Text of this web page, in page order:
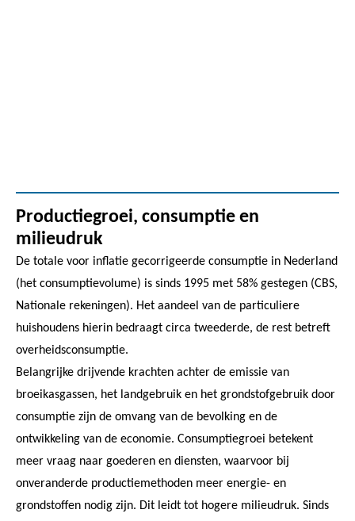
Productiegroei, consumptie en
milieudruk
De totale voor inflatie gecorrigeerde consumptie in Nederland
(het consumptievolume) is sinds 1995 met 58% gestegen (CBS,
Nationale rekeningen). Het aandeel van de particuliere
huishoudens hierin bedraagt circa tweederde, de rest betreft
overheidsconsumptie.
Belangrijke drijvende krachten achter de emissie van
broeikasgassen, het landgebruik en het grondstofgebruik door
consumptie zijn de omvang van de bevolking en de
ontwikkeling van de economie. Consumptiegroei betekent
meer vraag naar goederen en diensten, waarvoor bij
onveranderde productiemethoden meer energie- en
grondstoffen nodig zijn. Dit leidt tot hogere milieudruk. Sinds